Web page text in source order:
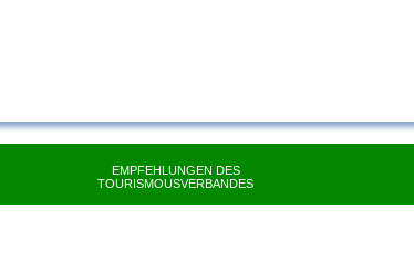
EMPFEHLUNGEN DES
TOURISMOUSVERBANDES